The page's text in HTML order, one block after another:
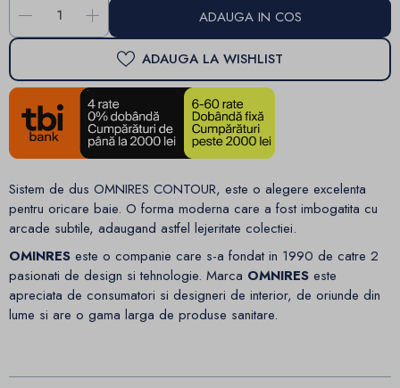
- + ADAUGA IN COS
ADAUGA LA WISHLIST
Sistem de dus OMNIRES CONTOUR, este o alegere excelenta
pentru oricare baie. O forma moderna care a fost imbogatita cu
arcade subtile, adaugand astfel lejeritate colectiei.
OMINRES este o companie care s-a fondat in 1990 de catre 2
pasionati de design si tehnologie. Marca OMNIRES este
apreciata de consumatori si designeri de interior, de oriunde din
lume si are o gama larga de produse sanitare.